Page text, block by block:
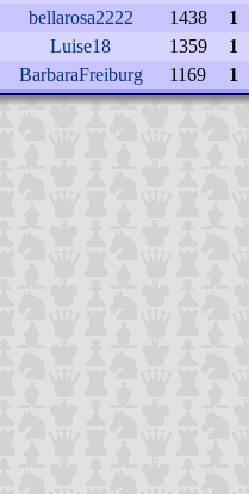
bellarosa2222 1438
1
Luise18 1359
1
BarbaraFreiburg 1169 1